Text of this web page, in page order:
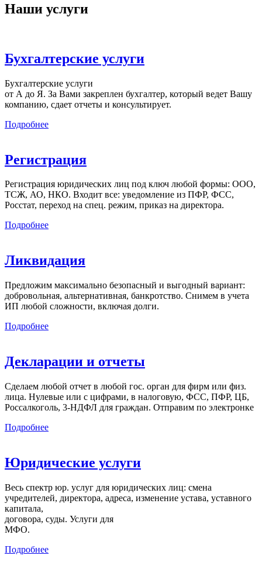
Наши услуги
Бухгалтерские услуги
Бухгалтерские услуги
от А до Я. За Вами закреплен бухгалтер, который ведет Вашу
компанию, сдает отчеты и консультирует.
Подробнее
Регистрация
Регистрация юридических лиц под ключ любой формы: ООО,
ТСЖ, АО, НКО. Входит все: уведомление из ПФР, ФСС,
Росстат, переход на спец. режим, приказ на директора.
Подробнее
Ликвидация
Предложим максимально безопасный и выгодный вариант:
добровольная, альтернативная, банкротство. Снимем в учета
ИП любой сложности, включая долги.
Подробнее
Декларации и отчеты
Сделаем любой отчет в любой гос. орган для фирм или физ.
лица. Нулевые или с цифрами, в налоговую, ФСС, ПФР, ЦБ,
Россалкоголь, 3-НДФЛ для граждан. Отправим по электронке
Подробнее
Юридические услуги
Весь спектр юр. услуг для юридических лиц: смена
учредителей, директора, адреса, изменение устава, уставного
капитала,
договора, суды. Услуги для
МФО.
Подробнее